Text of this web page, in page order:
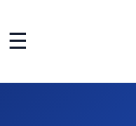
☰